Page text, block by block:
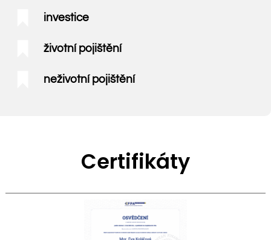
investice
životní pojištění
neživotní pojištění
Certifikáty